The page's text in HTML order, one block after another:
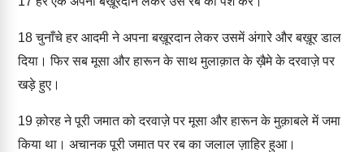
18चुनाँचे हर आदमी ने अपना बख़ूरदान लेकर उसमें अंगारे और बख़ूर डाल
दिया। फिर सब मूसा और हारून के साथ मुलाक़ात के ख़ैमे के दरवाज़े पर
खड़े हुए।
19क़ोरह ने पूरी जमात को दरवाज़े पर मूसा और हारून के मुक़ाबले में जमा
किया था। अचानक पूरी जमात पर रब का जलाल ज़ाहिर हुआ।